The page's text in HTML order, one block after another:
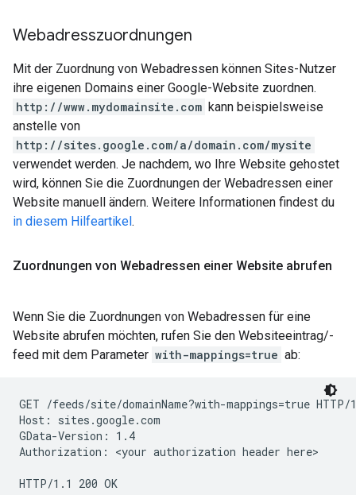
Webadresszuordnungen
Mit der Zuordnung von Webadressen können Sites-Nutzer
ihre eigenen Domains einer Google-Website zuordnen.
http://www.mydomainsite.com kann beispielsweise
anstelle von
http://sites.google.com/a/domain.com/mysite
verwendet werden. Je nachdem, wo Ihre Website gehostet
wird, können Sie die Zuordnungen der Webadressen einer
Website manuell ändern. Weitere Informationen findest du
in diesem Hilfeartikel.
Zuordnungen von Webadressen einer Website abrufen
Wenn Sie die Zuordnungen von Webadressen für eine
Website abrufen möchten, rufen Sie den Websiteeintrag/-
feed mit dem Parameter with-mappings=true ab:
GET /feeds/site/domainName?with-mappings=true HTTP/
Host: sites.google.com
GData-Version: 1.4
Authorization: <your authorization header here>
HTTP/1.1 200 OK